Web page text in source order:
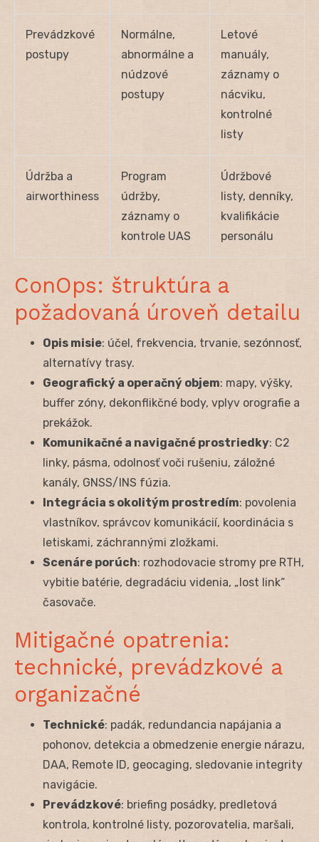
Prevádzkové
postupy
Normálne,
abnormálne a
núdzové
postupy
Letové
manuály,
záznamy o
nácviku,
kontrolné
listy
Údržba a
airworthiness
Program
údržby,
záznamy o
kontrole UAS
Údržbové
listy, denníky,
kvalifikácie
personálu
ConOps: štruktúra a
požadovaná úroveň detailu
Opis misie: účel, frekvencia, trvanie, sezónnosť,
alternatívy trasy.
Geografický a operačný objem: mapy, výšky,
buffer zóny, dekonflikčné body, vplyv orografie a
prekážok.
Komunikačné a navigačné prostriedky: C2
linky, pásma, odolnosť voči rušeniu, záložné
kanály, GNSS/INS fúzia.
Integrácia s okolitým prostredím: povolenia
vlastníkov, správcov komunikácií, koordinácia s
letiskami, záchrannými zložkami.
Scenáre porúch: rozhodovacie stromy pre RTH,
vybitie batérie, degradáciu videnia, „lost link“
časovače.
Mitigačné opatrenia:
technické, prevádzkové a
organizačné
Technické: padák, redundancia napájania a
pohonov, detekcia a obmedzenie energie nárazu,
DAA, Remote ID, geocaging, sledovanie integrity
navigácie.
Prevádzkové: briefing posádky, predletová
kontrola, kontrolné listy, pozorovatelia, maršali,